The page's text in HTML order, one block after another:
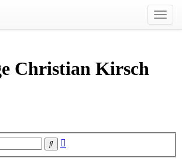
Christian Kirsch
Suche